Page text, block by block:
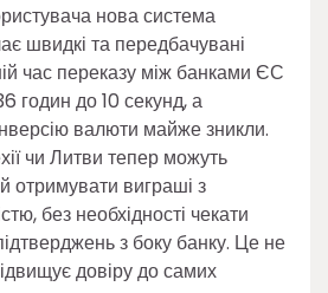
нова система
швидкі та передбачувані
час переказу між банками ЄС
годин до 10 секунд, а
валюти майже зникли.
чи Литви тепер можуть
отримувати виграші з
без необхідності чекати
з боку банку. Це не
довіру до самих